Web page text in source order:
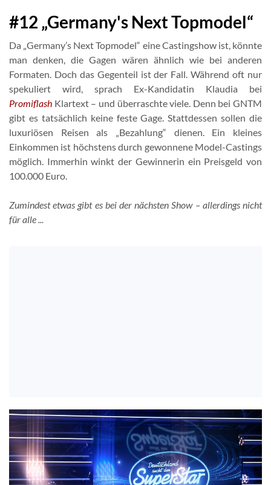
#12 „Germany's Next Topmodel“
Da „Germany’s Next Topmodel“ eine Castingshow ist, könnte
man denken, die Gagen wären ähnlich wie bei anderen
Formaten. Doch das Gegenteil ist der Fall. Während oft nur
spekuliert wird, sprach Ex-Kandidatin Klaudia bei
Promiflash Klartext – und überraschte viele. Denn bei GNTM
gibt es tatsächlich keine feste Gage. Stattdessen sollen die
luxuriösen Reisen als „Bezahlung“ dienen. Ein kleines
Einkommen ist höchstens durch gewonnene Model-Castings
möglich. Immerhin winkt der Gewinnerin ein Preisgeld von
100.000 Euro.
Zumindest etwas gibt es bei der nächsten Show – allerdings nicht
für alle ...